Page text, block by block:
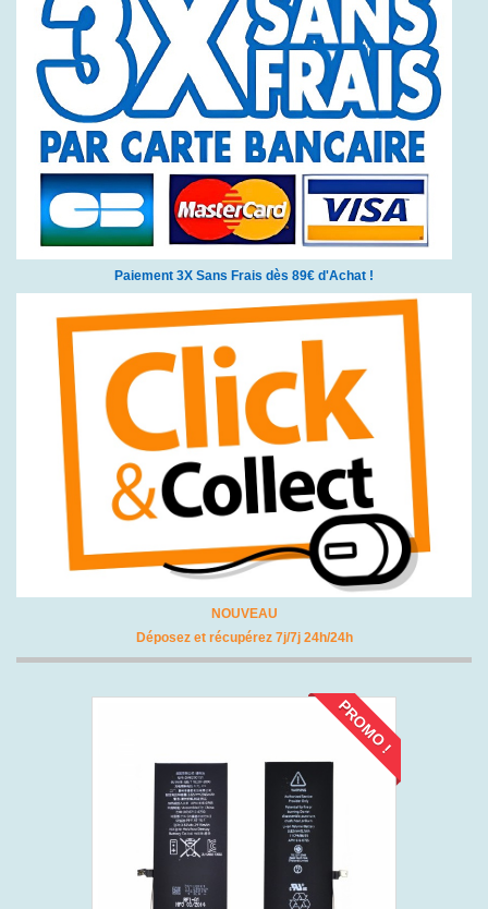
Paiement 3X Sans Frais dès 89€ d'Achat !
NOUVEAU
Déposez et récupérez 7j/7j 24h/24h
PROMO !